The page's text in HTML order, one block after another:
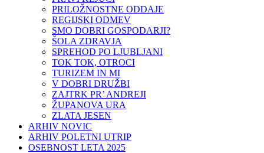
PRILOŽNOSTNE ODDAJE
REGIJSKI ODMEV
SMO DOBRI GOSPODARJI?
ŠOLA ZDRAVJA
SPREHOD PO LJUBLJANI
TOK TOK, OTROCI
TURIZEM IN MI
V DOBRI DRUŽBI
ZAJTRK PR’ ANDREJI
ŽUPANOVA URA
ZLATA JESEN
ARHIV NOVIC
ARHIV POLETNI UTRIP
OSEBNOST LETA 2025